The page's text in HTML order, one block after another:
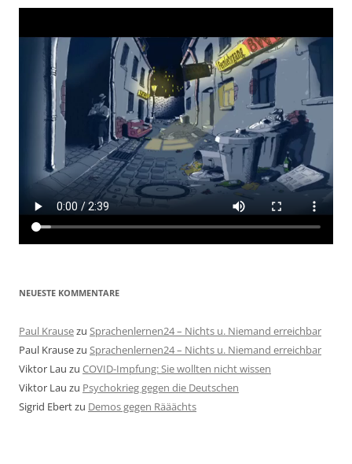
NEUESTE KOMMENTARE
Paul Krausezu Sprachenlernen24 – Nichts u. Niemand erreichbar
Paul Krausezu Sprachenlernen24 – Nichts u. Niemand erreichbar
Viktor Lau zu COVID-Impfung: Sie wollten nicht wissen
Viktor Lau zu Psychokrieg gegen die Deutschen
Sigrid Ebertzu Demos gegen Rääächts